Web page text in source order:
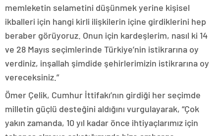
memleketin selametini düşünmek yerine kişisel
ikballeri için hangi kirli ilişkilerin içine girdiklerini hep
beraber görüyoruz. Onun için kardeşlerim, nasıl ki 14
ve 28 Mayıs seçimlerinde Türkiye’nin istikrarına oy
verdiniz, inşallah şimdide şehirlerimizin istikrarına oy
vereceksiniz.”
Ömer Çelik, Cumhur İttifakı’nın girdiği her seçimde
milletin güçlü desteğini aldığını vurgulayarak, “Çok
yakın zamanda, 10 yıl kadar önce ihtiyaçlarımız için